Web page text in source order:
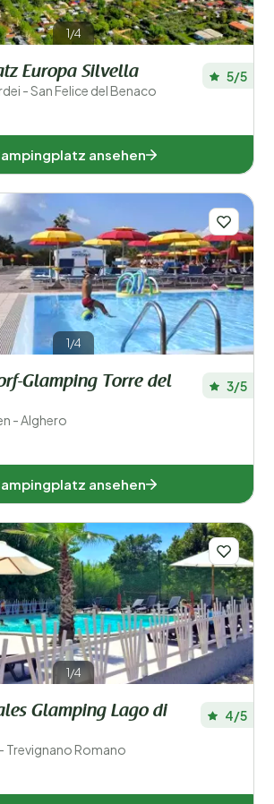
1/4
Europa Silvella
- San Felice del Benaco
5/5
ansehen
1/4
Glamping Torre del
- Alghero
3/5
ansehen
1/4
Glamping Lago di
Trevignano Romano
4/5